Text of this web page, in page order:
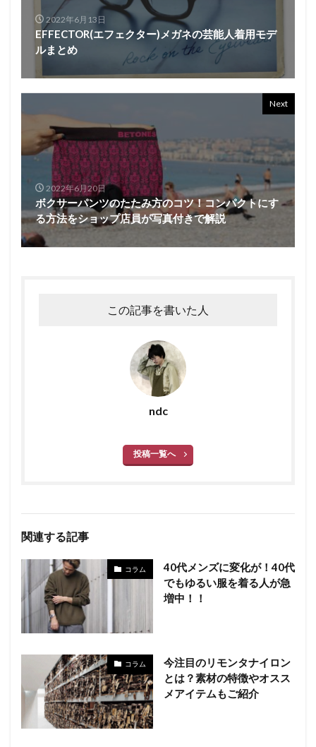
2022年6月13日
EFFECTOR(エフェクター)メガネの芸能人着用モデ
ルまとめ
Next
2022年6月20日
ボクサーパンツのたたみ方のコツ！コンパクトにす
る方法をショップ店員が写真付きで解説
この記事を書いた人
ndc
投稿一覧へ
関連する記事
コラム
40代メンズに変化が！40代
でもゆるい服を着る人が急
増中！！
コラム
今注目のリモンタナイロン
とは？素材の特徴やオスス
メアイテムもご紹介